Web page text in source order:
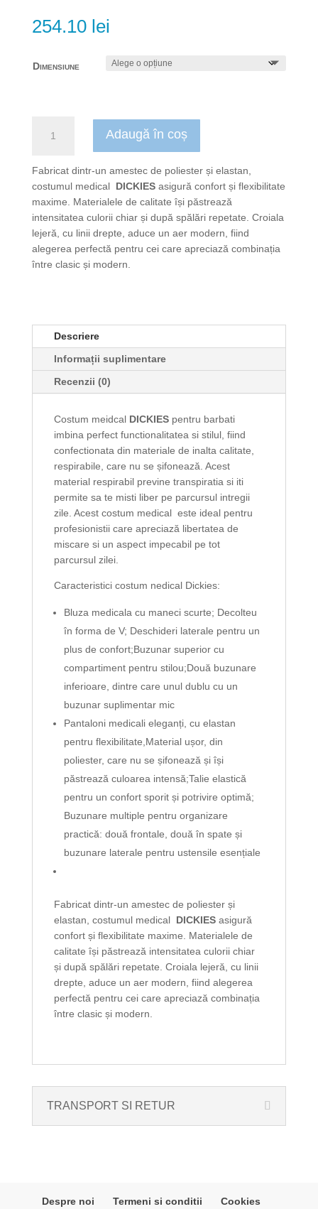
254.10 lei
Dimensiune
Costum
barbat
verde
turcoaz
marca
Dickies
Adaugă în coș
Fabricat dintr-un amestec de poliester și elastan,
costumul medical DICKIES asigură confort și flexibilitate
maxime. Materialele de calitate își păstrează
intensitatea culorii chiar și după spălări repetate. Croiala
lejeră, cu linii drepte, aduce un aer modern, fiind
alegerea perfectă pentru cei care apreciază combinația
între clasic și modern.
Descriere
Informații suplimentare
Recenzii (0)
Costum meidcal DICKIESpentru barbati
imbina perfect functionalitatea si stilul, fiind
confectionata din materiale de inalta calitate,
respirabile, care nu se șifonează. Acest
material respirabil previne transpiratia si iti
permite sa te misti liber pe parcursul intregii
zile. Acest costum medical este ideal pentru
profesionistii care apreciază libertatea de
miscare si un aspect impecabil pe tot
parcursul zilei.
Caracteristici costum nedical Dickies:
Bluza medicala cu maneci scurte; Decolteu
în forma de V; Deschideri laterale pentru un
plus de confort;Buzunar superior cu
compartiment pentru stilou;Două buzunare
inferioare, dintre care unul dublu cu un
buzunar suplimentar mic
Pantaloni medicali eleganți, cu elastan
pentru flexibilitate,Material ușor, din
poliester, care nu se șifonează și își
păstrează culoarea intensă;Talie elastică
pentru un confort sporit și potrivire optimă;
Buzunare multiple pentru organizare
practică: două frontale, două în spate și
buzunare laterale pentru ustensile esențiale
Fabricat dintr-un amestec de poliester și
elastan, costumul medical DICKIES asigură
confort și flexibilitate maxime. Materialele de
calitate își păstrează intensitatea culorii chiar
și după spălări repetate. Croiala lejeră, cu linii
drepte, aduce un aer modern, fiind alegerea
perfectă pentru cei care apreciază combinația
între clasic și modern.
TRANSPORT SI RETUR
Despre noi Termeni si conditii Cookies